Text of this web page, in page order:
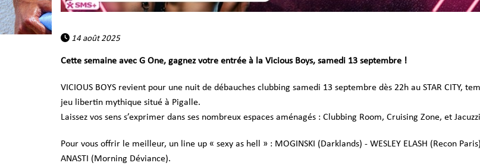
14 août 2025
Cette semaine avec G One, gagnez votre entrée à la Vicious Boys, samedi 13 septembre !
VICIOUS BOYS revient pour une nuit de débauches clubbing samedi 13 septembre dès 22h au STAR CITY,
jeu libertin mythique situé à Pigalle.
Laissez vos sens s’exprimer dans ses nombreux espaces aménagés : Clubbing Room, Cruising Zone, et
Pour vous offrir le meilleur, un line up « sexy as hell » : MOGINSKI (Darklands) - WESLEY ELASH (Recon
ANASTI (Morning Déviance).